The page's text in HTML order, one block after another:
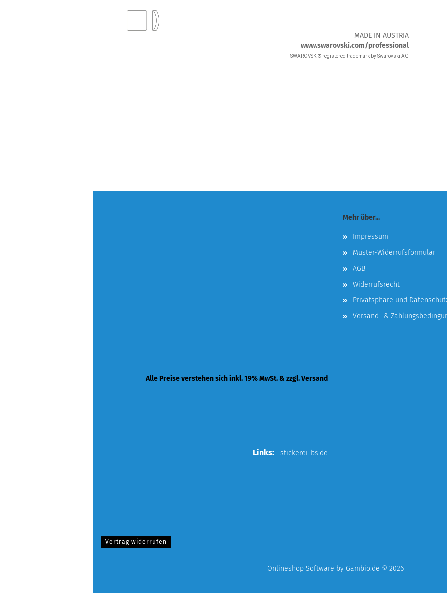
MADE IN AUSTRIA
www.swarovski.com/professional
SWAROVSKI® registered trademark by Swarovski AG
Mehr über...
Impressum
Muster-Widerrufsformular
AGB
Widerrufsrecht
Privatsphäre und
Versand- &
Alle Preise verstehen sich inkl. 19% MwSt. & zzgl. Versand
Links: stickerei-bs.de
Vertrag widerrufen
Onlineshop Software by Gambio.de © 2026